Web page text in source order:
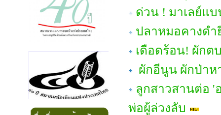
ด่วน ! มาเลย์แ
ปลาหมอคางดำ
เดือดร้อน! ผักต
ผักอีนูน ผักป่าห
ลูกสาวสานต่อ '
พ่อผู้ล่วงลับ